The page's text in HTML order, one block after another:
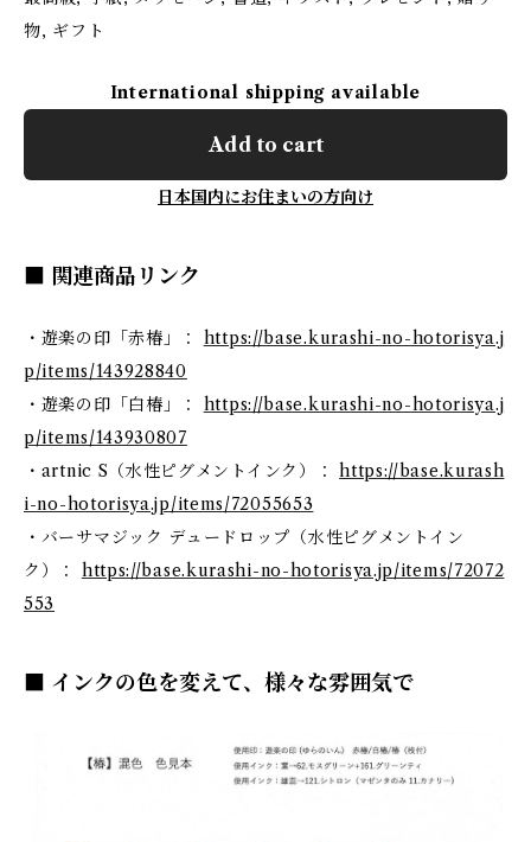
物, ギフト
International shipping available
Add to cart
日本国内にお住まいの方向け
■ 関連商品リンク
・遊楽の印「赤椿」： https://base.kurashi-no-hotorisya.j
p/items/143928840
・遊楽の印「白椿」： https://base.kurashi-no-hotorisya.j
p/items/143930807
・artnic S（水性ピグメントインク）：https://base.kurash
i-no-hotorisya.jp/items/72055653
・バーサマジック デュードロップ（水性ピグメントイン
ク）： https://base.kurashi-no-hotorisya.jp/items/72072
553
■ インクの色を変えて、様々な雰囲気で